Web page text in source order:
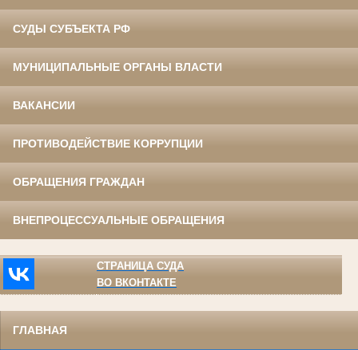
СУДЫ СУБЪЕКТА РФ
МУНИЦИПАЛЬНЫЕ ОРГАНЫ ВЛАСТИ
ВАКАНСИИ
ПРОТИВОДЕЙСТВИЕ КОРРУПЦИИ
ОБРАЩЕНИЯ ГРАЖДАН
ВНЕПРОЦЕССУАЛЬНЫЕ ОБРАЩЕНИЯ
СТРАНИЦА СУДА
ВО ВКОНТАКТЕ
ГЛАВНАЯ